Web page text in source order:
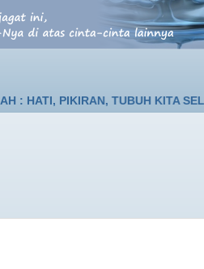
TUBUH KITA SELALU